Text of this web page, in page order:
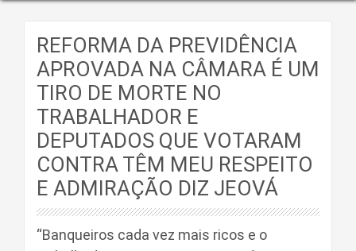
REFORMA DA PREVIDÊNCIA
APROVADA NA CÂMARA É UM
TIRO DE MORTE NO
TRABALHADOR E
DEPUTADOS QUE VOTARAM
CONTRA TÊM MEU RESPEITO
E ADMIRAÇÃO DIZ JEOVÁ
“Banqueiros cada vez mais ricos e o